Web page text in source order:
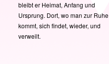
bleibt er Heimat, Anfang und
Ursprung. Dort, wo man zur Ruhe
kommt, sich findet, wieder, und
verweilt.